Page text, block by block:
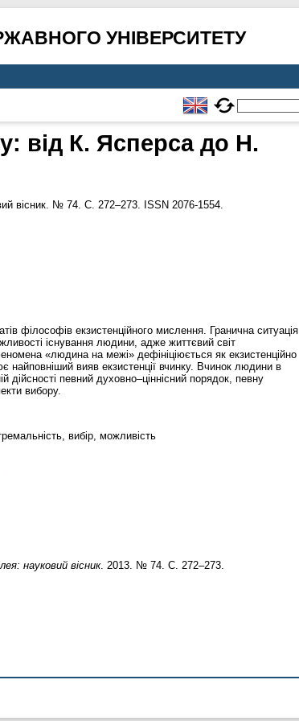
УНІВЕРСИТЕТУ
від К. Ясперса до Н.
вісник. № 74. С. 272–273. ISSN 2076-1554.
філософів екзистенційного мислення. Гранична ситуація
існування людини, адже життєвий світ
«людина на межі» дефініціюється як екзистенційно
найповніший вияв екзистенції вчинку. Вчинок людини в
дійсності певний духовно–ціннісний порядок, певну
вибору.
вибір, можливість
науковий вісник. 2013. № 74. С. 272–273.